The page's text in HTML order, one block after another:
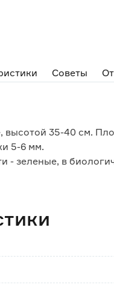
Советы
высотой 35-40 см.
5-6 мм.
- зеленые, в